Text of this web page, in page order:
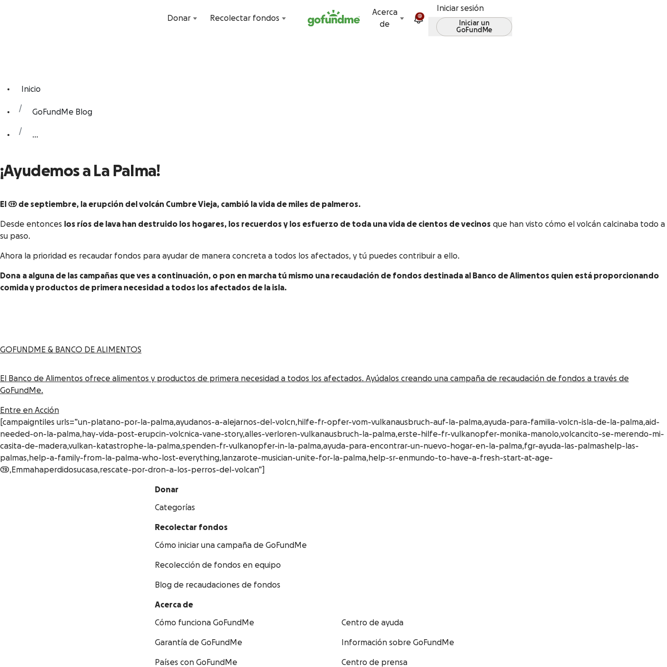
Donar
Recolectar fondos
Acerca
de
2
Iniciar sesión
Iniciar un
GoFundMe
Inicio
GoFundMe Blog
...
¡Ayudemos a La Palma!
El 19 de septiembre, la erupción del volcán Cumbre Vieja, cambió la vida de miles de palmeros.
Desde entonces los ríos de lava han destruido los hogares, los recuerdos y los esfuerzo de toda una vida de cientos de vecinos que han visto cómo el volcán calcinaba todo a
su paso.
Ahora la prioridad es recaudar fondos para ayudar de manera concreta a todos los afectados, y tú puedes contribuir a ello.
Dona a alguna de las campañas que ves a continuación, o pon en marcha tú mismo una recaudación de fondos destinada al Banco de Alimentos quien está proporcionando
comida y productos de primera necesidad a todos los afectados de la isla.
GOFUNDME & BANCO DE ALIMENTOS
El Banco de Alimentos ofrece alimentos y productos de primera necesidad a todos los afectados. Ayúdalos creando una campaña de recaudación de fondos a través de
GoFundMe.
Entre en Acción
[campaigntiles urls=”un-platano-por-la-palma,ayudanos-a-alejarnos-del-volcn,hilfe-fr-opfer-vom-vulkanausbruch-auf-la-palma,ayuda-para-familia-volcn-isla-de-la-palma,aid-
needed-on-la-palma,hay-vida-post-erupcin-volcnica-vane-story,alles-verloren-vulkanausbruch-la-palma,erste-hilfe-fr-vulkanopfer-monika-manolo,volcancito-se-merendo-mi-
casita-de-madera,vulkan-katastrophe-la-palma,spenden-fr-vulkanopfer-in-la-palma,ayuda-para-encontrar-un-nuevo-hogar-en-la-palma,fgr-ayuda-las-palmashelp-las-
palmas,help-a-family-from-la-palma-who-lost-everything,lanzarote-musician-unite-for-la-palma,help-sr-enmundo-to-have-a-fresh-start-at-age-
70,Emmahaperdidosucasa,rescate-por-dron-a-los-perros-del-volcan”]
Donar
Categorías
Recolectar fondos
Cómo iniciar una campaña de GoFundMe
Recolección de fondos en equipo
Blog de recaudaciones de fondos
Acerca de
Cómo funciona GoFundMe
Garantía de GoFundMe
Países con GoFundMe
Centro de ayuda
Información sobre GoFundMe
Centro de prensa